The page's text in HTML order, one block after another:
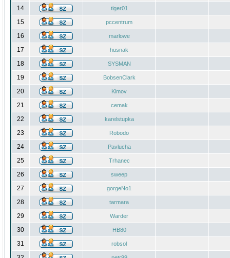
14 tiger01
15 pccentrum
16 marlowe
17 husnak
18 SYSMAN
19 BobsenClark
20 Kimov
21 cemak
22 karelstupka
23 Robodo
24 Pavlucha
25 Trhanec
26 sweep
27 gorgeNo1
28 tarmara
29 Warder
30 HB80
31 robsol